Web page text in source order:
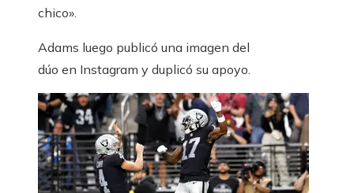
chico».
Adams luego publicó una imagen del
dúo en Instagram y duplicó su apoyo.